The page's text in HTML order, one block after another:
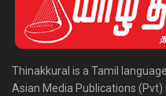
Thinakkural is a Tamil
Asian Media Publications (Pvt)